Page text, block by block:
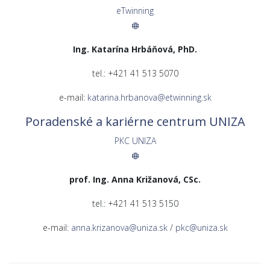
eTwinning
Ing. Katarína Hrbáňová, PhD.
tel.: +421 41 513 5070
e-mail: katarina.hrbanova@etwinning.sk
Poradenské a kariérne centrum UNIZA
PKC UNIZA
prof. Ing. Anna Križanová, CSc.
tel.: +421 41 513 5150
e-mail: anna.krizanova@uniza.sk/ pkc@uniza.sk